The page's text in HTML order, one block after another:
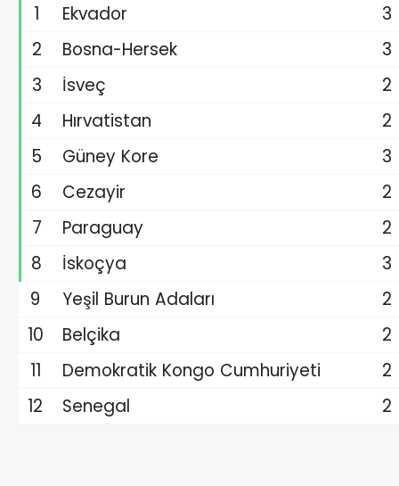
1
Ekvador
3
2
Bosna-Hersek
3
3
İsveç
2
4
Hırvatistan
2
5
Güney Kore
3
6
Cezayir
2
7
Paraguay
2
8
İskoçya
3
9
Yeşil Burun Adaları
2
10
Belçika
2
11
Demokratik Kongo Cumhuriyeti
2
12
Senegal 2